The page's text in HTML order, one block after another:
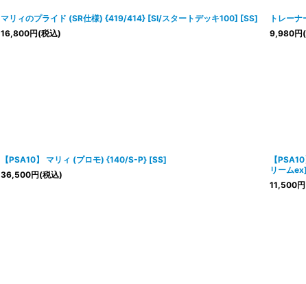
マリィのプライド (SR仕様) {419/414} [SI/スタートデッキ100] [SS]
16,800円(税込)
トレー
9,980円
【PSA10】 マリィ (プロモ) {140/S-P} [SS]
36,500円(税込)
【
リーム
11,500円